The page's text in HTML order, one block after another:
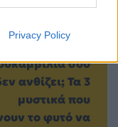
Privacy Policy
σου
ανθίζει; Τα 3
μυστικά που
το φυτό να